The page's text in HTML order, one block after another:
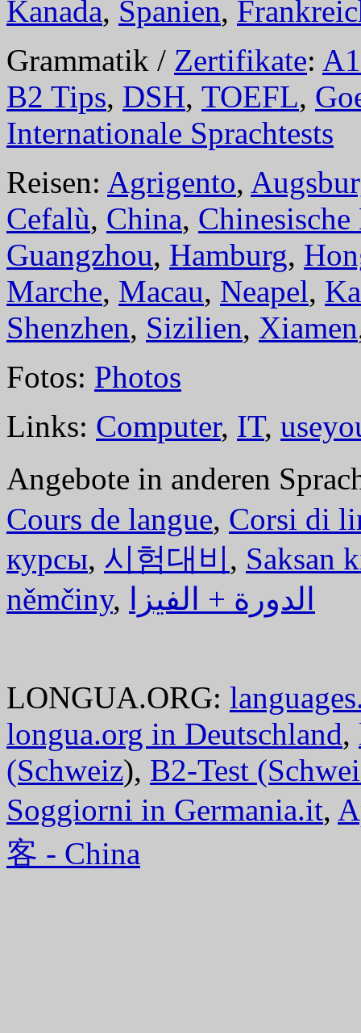
Kanada, Spanien,
Grammatik / Zertifikate: A1
B2 Tips, DSH, TOEFL,
Internationale Sprachtests
Reisen: Agrigento,
Cefalù, China, Chinesische
Guangzhou, Hamburg,
Marche, Macau, Neapel,
Shenzhen, Sizilien, Xiamen
Fotos: Photos
Links: Computer, IT,
Angebote in anderen
Cours de langue, Corsi di
курсы, 시험대비, Saksan
němčiny, الدورة + الفيزا
LONGUA.ORG:
longua.org in Deutschland,
(Schweiz), B2-Test
Soggiorni in Germania.it,
客 - China